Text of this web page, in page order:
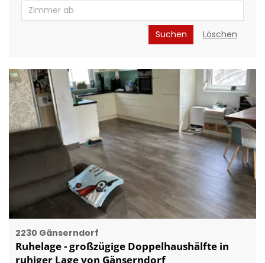
Suchen Löschen
2230 Gänserndorf
Ruhelage - großzügige Doppelhaushälfte in
ruhiger Lage von Gänserndorf